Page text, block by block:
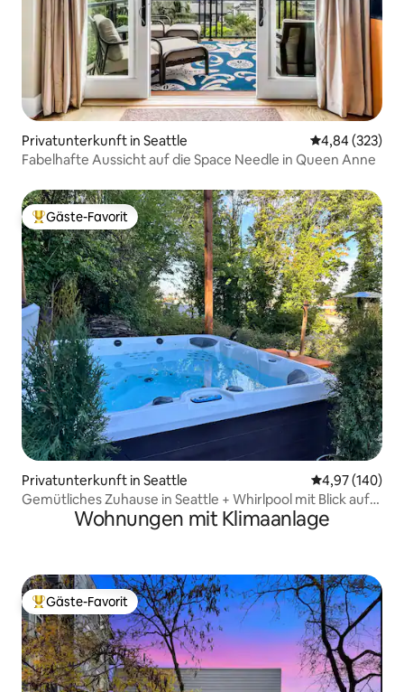
Privatunterkunft in Seattle
4,84 (323)
Fabelhafte Aussicht auf die Space Needle in Queen Anne
Beliebter Gäste-Favorit.
Gäste-Favorit
Privatunterkunft in Seattle
4,97 (140)
Gemütliches Zuhause in Seattle + Whirlpool mit Blick auf
die Space Needle
Wohnungen mit Klimaanlage
Beliebter Gäste-Favorit.
Gäste-Favorit